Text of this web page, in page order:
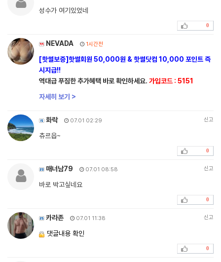
성수가 여기있었네
0
NEVADA 1시간전
[핫썰보증]핫썰회원 50,000원 & 핫썰닷컴 10,000 포인트 즉
시지급!!
역대급 푸짐한 추가혜택 바로 확인하세요. 가입코드 : 5151
자세히 보기 >
화락 07.01 02:29 신고
츄르읍~
0
매너남79 07.01 08:58 신고
바로 박고싶네요
0
카라존 07.01 11:38 신고
댓글내용 확인
0